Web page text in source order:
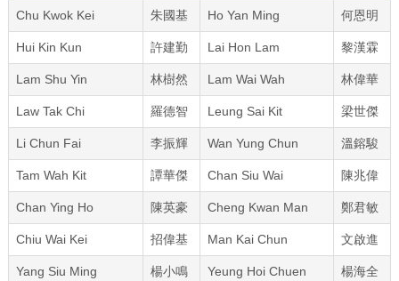
Chu Kwok Kei 朱國基 Ho Yan Ming 何恩明
Hui Kin Kun 許建勤 Lai Hon Lam 黎漢霖
Lam Shu Yin 林樹然 Lam Wai Wah 林偉華
Law Tak Chi 羅德智 Leung Sai Kit 梁世傑
Li Chun Fai 李振輝 Wan Yung Chun 溫鎔駿
Tam Wah Kit 譚華傑 Chan Siu Wai 陳兆偉
Chan Ying Ho 陳英豪 Cheng Kwan Man 鄭君敏
Chiu Wai Kei 招偉基 Man Kai Chun 文啟進
Yang Siu Ming 楊小鳴 Yeung Hoi Chuen 楊海全